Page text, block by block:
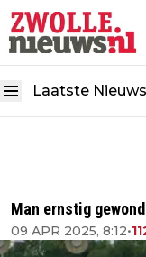
Laatste Nieuws
Man ernstig
09 APR 2025, 8:12•